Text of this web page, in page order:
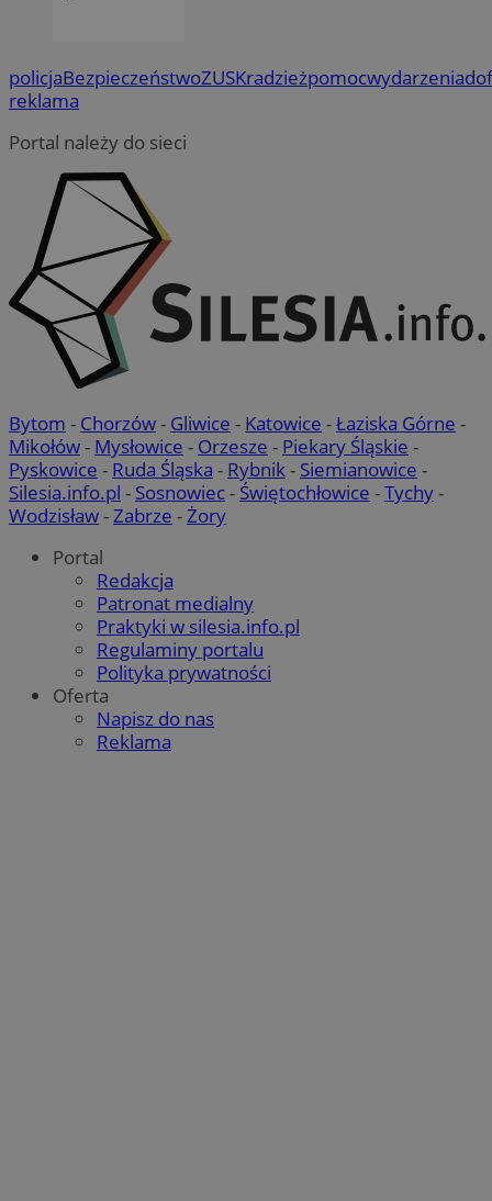
policjaBezpieczeństwoZUSKradzieżpomocwydarzenia
reklama
Portal należy do sieci
Bytom - Chorzów- Gliwice - Katowice -Łaziska Górne -
Mikołów- Mysłowice - Orzesze - Piekary Śląskie -
Pyskowice - Ruda Śląska - Rybnik- Siemianowice -
Silesia.info.pl - Sosnowiec- Świętochłowice -Tychy-
Wodzisław-Zabrze -Żory
Portal
Redakcja
Patronat medialny
Praktyki w silesia.info.pl
Regulaminy portalu
Polityka prywatności
Oferta
Napisz do nas
Reklama